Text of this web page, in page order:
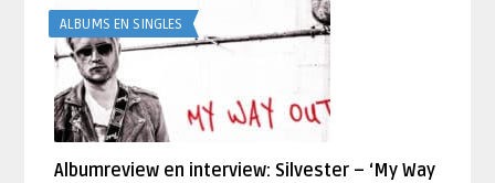
ALBUMS EN SINGLES
Albumreview en interview: Silvester – ‘My Way